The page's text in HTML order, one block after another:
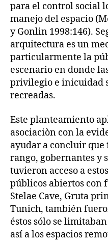
para el control social
manejo del espacio
y Gonlin 1998:146).
arquitectura es un
particularmente la
escenario en donde
privilegio e inicuidad
recreadas.
Este planteamiento
asociaciòn con la
ayudar a concluir que
rango, gobernantes y
tuvieron acceso a
públicos abiertos con
Stelae Cave, Gruta
Tunich, también
éstos sólo se
así a los espacios